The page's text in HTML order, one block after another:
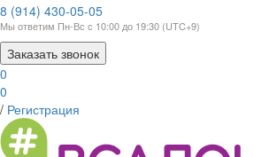
8 (914) 430-05-05
Мы ответим Пн-Вс с 10:00 до 19:30 (UTC+9)
Заказать звонок
0
0
/ Регистрация